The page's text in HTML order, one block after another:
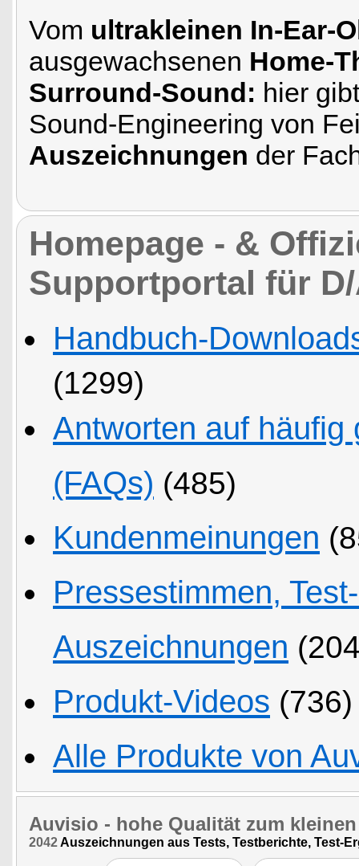
Vom ultrakleinen In-Ear-
ausgewachsenen Home-
Surround-Sound: hier
Sound-Engineering von
Auszeichnungen der
Homepage - &
Supportportal für
Handbuch-
(1299)
Antworten auf häufig
(FAQs) (485)
Kundenmeinungen
Pressestimmen,
Auszeichnungen
Produkt-Videos (736)
Alle Produkte von
Auvisio - hohe Qualität zum
2042Auszeichnungen aus Tests, Testberichte, Test-